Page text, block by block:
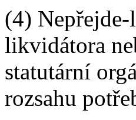
(4)
likvidátora
statutární
rozsahu